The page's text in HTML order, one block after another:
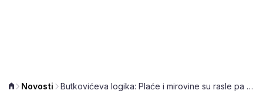
Novosti Butkovićeva logika: Plaće i mirovine su rasle pa poskupljenje struje i plina neće biti veliko opterećenje